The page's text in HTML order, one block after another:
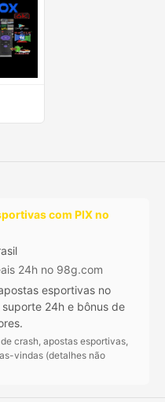
com PIX no
24h no 98g.com
esportivas no
24h e bônus de
crash, apostas esportivas,
vindas (detalhes não